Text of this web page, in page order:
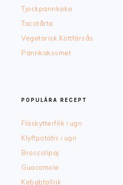
Tjockpannkaka
Tacotårta
Vegetarisk Köttfärsås
Pannkakssmet
POPULÄRA RECEPT
Fläskytterfilè i ugn
Klyftpotatis i ugn
Broccolipaj
Guacamole
Kebabtallrik